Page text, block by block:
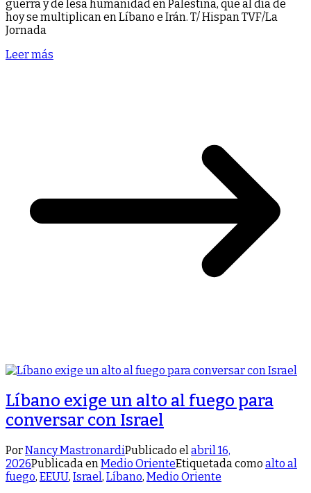
guerra y de lesa humanidad en Palestina, que al día de
hoy se multiplican en Líbano e Irán. T/ Hispan TVF/La
Jornada
Leer más
Líbano exige un alto al fuego para
conversar con Israel
PorNancy MastronardiPublicado el abril 16,
2026Publicada en Medio OrienteEtiquetada como alto al
fuego, EEUU, Israel, Líbano, Medio Oriente